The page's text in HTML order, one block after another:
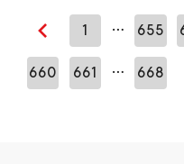
Edellinen sivu
1 … 655
660 661 … 668